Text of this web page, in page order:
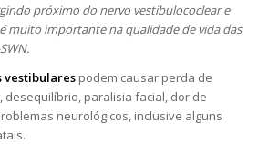
próximo do nervo vestibulococlear e
muito importante na qualidade de vida das
vestibularespodem causar perda de
desequilíbrio, paralisia facial, dor de
neurológicos, inclusive alguns